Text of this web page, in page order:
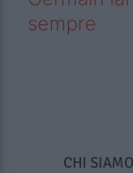
sempre
CHI SIAMO